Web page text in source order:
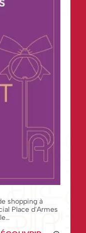
shopping à
Place d'Armes